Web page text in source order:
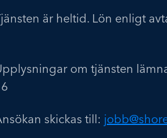
är heltid. Lön enligt
om tjänsten
skickas till: